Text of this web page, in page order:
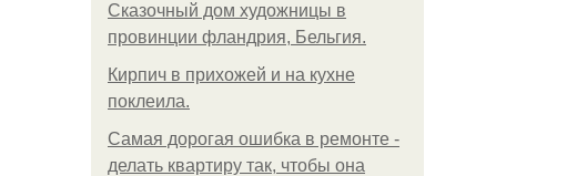
Сказочный дом художницы в
провинции фландрия, Бельгия.
Кирпич в прихожей и на кухне
поклеила.
Самая дорогая ошибка в ремонте -
делать квартиру так, чтобы она